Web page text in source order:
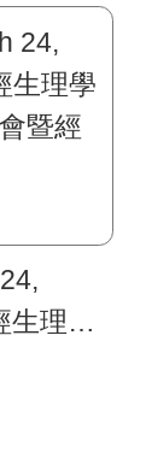
生理學